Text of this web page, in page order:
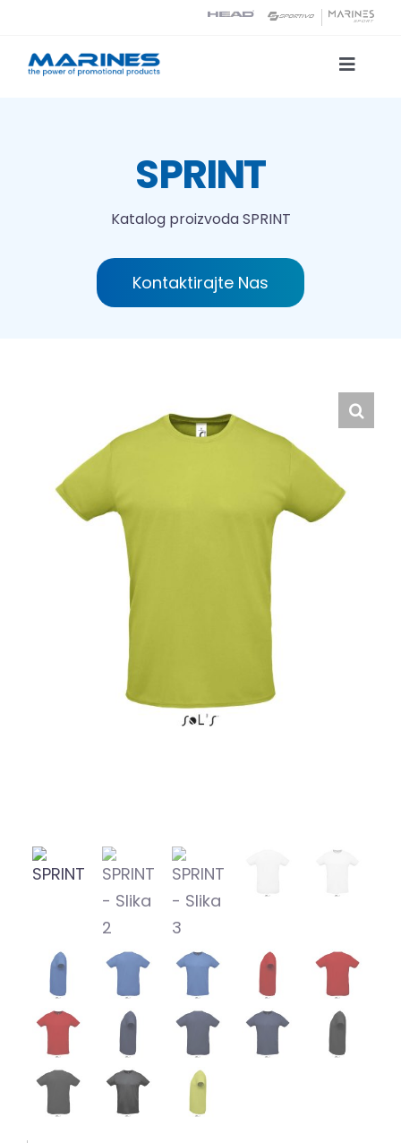
content
Toggle
Tehnologije tiskaSPRINT
Katalog proizvodaSPRINT
Kontaktirajte Nas